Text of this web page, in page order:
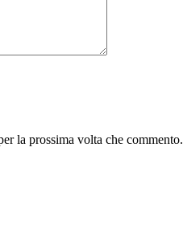
la prossima volta che commento.